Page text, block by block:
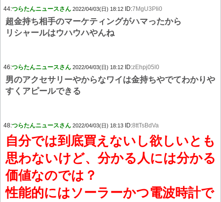
44:つらたんニュースさん 2022/04/03(日) 18:12 ID:7MgU3PIi0
超金持ち相手のマーケティングがハマったから
リシャールはウハウハやんね
46:つらたんニュースさん 2022/04/03(日) 18:12 ID:zEhpj05l0
男のアクセサリーやからなワイは金持ちやでてわかりや
すくアピールできる
48:つらたんニュースさん 2022/04/03(日) 18:13 ID:8ttTsBdVa
自分では到底買えないし欲しいとも
思わないけど、分かる人には分かる
価値なのでは？
性能的にはソーラーかつ電波時計で